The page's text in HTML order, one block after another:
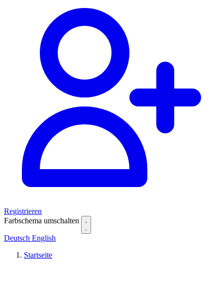
Registrieren
Farbschema umschalten
Deutsch English
Startseite